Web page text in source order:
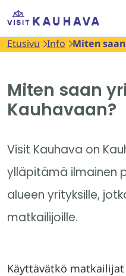
Siirry
Etusivu
Etusivu Info Miten
Miten saan
Kauhavaan?
Visit Kauhava on
ylläpitämä ilmainen
alueen yrityksille,
matkailijoille.
Käyttävätkö